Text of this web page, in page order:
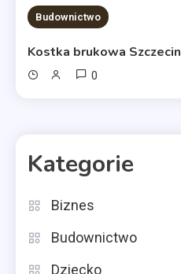
Budownictwo
Kostka brukowa Szczecin
0
Kategorie
Biznes
Budownictwo
Dziecko